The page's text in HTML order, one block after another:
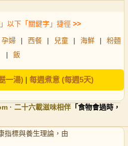
以下「關鍵字」捷徑 >>
孕婦 | 西餐 | 兒童 | 海鮮 |
粉麵
|
飯
一湯)| 每週煮意 (每週5天)
· 二十六載滋味相伴 「食物會過時，
指標與養生理論，由